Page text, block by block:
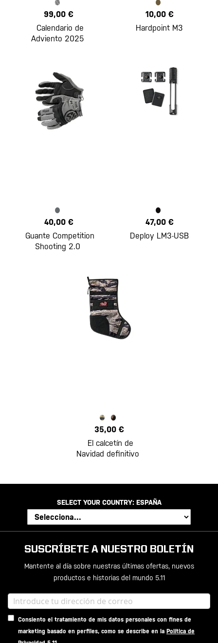
99,00 €
Calendario de
Adviento 2025
10,00 €
Hardpoint M3
40,00 €
Guante Competition
Shooting 2.0
47,00 €
Deploy LM3-USB
35,00 €
El calcetín de
Navidad definitivo
SELECT YOUR COUNTRY: ESPAÑA
SUSCRÍBETE A NUESTRO BOLETÍN
Mantente al día sobre nuestras últimas ofertas, nuevos
productos e historias del mundo 5.11
Consiento el tratamiento de mis datos personales con fines de
marketing basado en perfiles, como se describe en la Política de